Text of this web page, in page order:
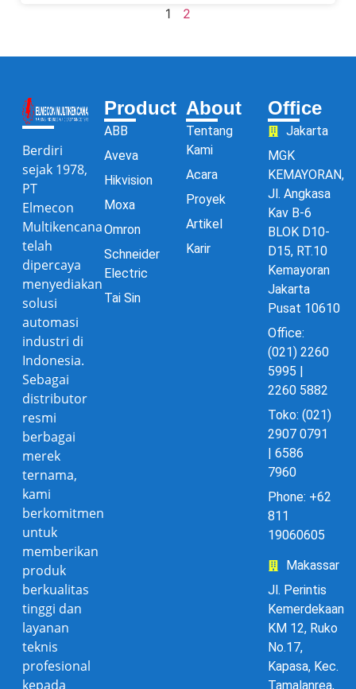
1 2
Berdiri
sejak 1978,
PT
Elmecon
Multikencana
telah
dipercaya
menyediakan
solusi
automasi
industri di
Indonesia.
Sebagai
distributor
resmi
berbagai
merek
ternama,
kami
berkomitmen
untuk
memberikan
produk
berkualitas
tinggi dan
layanan
teknis
profesional
kepada
Product
ABB
Aveva
Hikvision
Moxa
Omron
Schneider
Electric
Tai Sin
About
Tentang
Kami
Acara
Proyek
Artikel
Karir
Office
Jakarta
MGK
KEMAYORAN,
Jl. Angkasa
Kav B-6
BLOK D10-
D15, RT.10
Kemayoran
Jakarta
Pusat 10610
Office:
(021) 2260
5995 |
2260 5882
Toko: (021)
2907 0791
| 6586
7960
Phone: +62
811
19060605
Makassar
Jl. Perintis
Kemerdekaan
KM 12, Ruko
No.17,
Kapasa, Kec.
Tamalanrea,